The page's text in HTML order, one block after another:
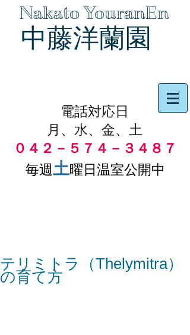
Nakato YouranEn
中藤洋蘭園
電話対応日
月、水、金、土
０４２－５７４－３４８７
毎週土曜日温室公開中
テリミトラ（Thelymitra）
の育て方